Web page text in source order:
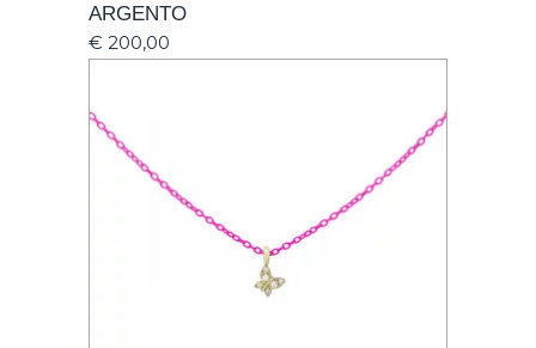
ARGENTO
€ 200,00